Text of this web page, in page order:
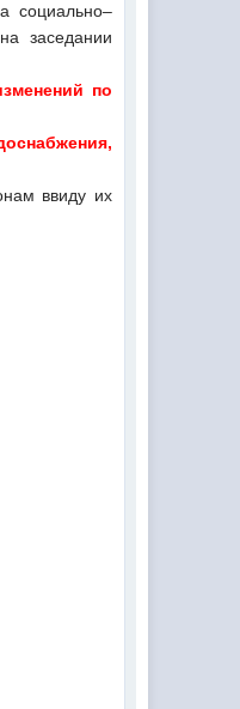
социально–
заседании
по
ввиду их